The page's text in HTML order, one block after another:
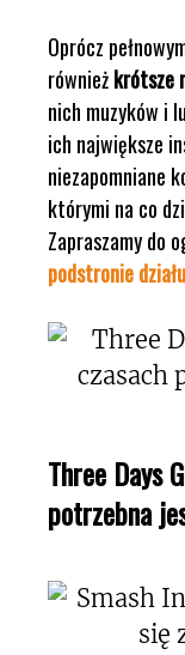
Oprócz
równieżkrótsze
nich muzyków i
ich największe
niezapomniane
którymi na co
Zapraszamy do
podstronie
Three Days
potrzebna